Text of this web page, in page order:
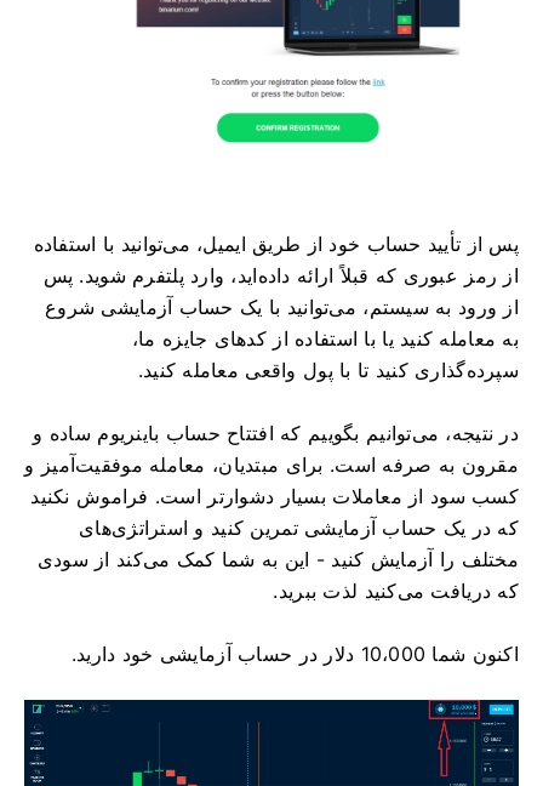
پس از تأیید حساب خود از طریق ایمیل، می‌توانید با استفاده
از رمز عبوری که قبلاً ارائه داده‌اید، وارد پلتفرم شوید. پس
از ورود به سیستم، می‌توانید با یک حساب آزمایشی شروع
به معامله کنید یا با استفاده از کدهای جایزه ما،
سپرده‌گذاری کنید تا با پول واقعی معامله کنید.
در نتیجه، می‌توانیم بگوییم که افتتاح حساب باینریوم ساده و
مقرون به صرفه است. برای مبتدیان، معامله موفقیت‌آمیز و
کسب سود از معاملات بسیار دشوارتر است. فراموش نکنید
که در یک حساب آزمایشی تمرین کنید و استراتژی‌های
مختلف را آزمایش کنید - این به شما کمک می‌کند از سودی
که دریافت می‌کنید لذت ببرید.
اکنون شما 10،000 دلار در حساب آزمایشی خود دارید.